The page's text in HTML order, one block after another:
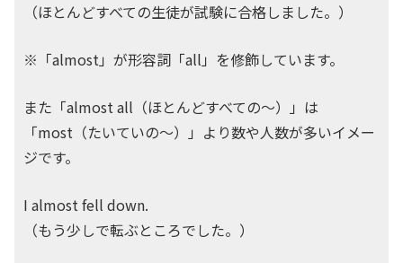
（ほとんどすべての生徒が試験に合格しました。）
※「almost」が形容詞「all」を修飾しています。
また「almost all（ほとんどすべての～）」は
「most（たいていの～）」より数や人数が多いイメー
ジです。
I almost fell down.
（もう少しで転ぶところでした。）